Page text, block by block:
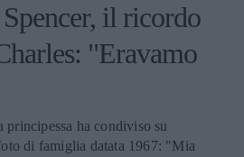
il ricordo
"Eravamo
ha condiviso su
di famiglia datata 1967: "Mia